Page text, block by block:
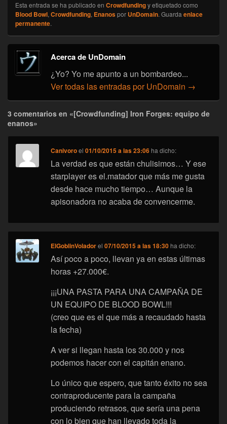
Esta entrada se ha publicado en Crowdfundingy etiquetado como
Blood Bowl, Crowdfunding, Enanospor UnDomain. Guarda enlace
permanente.
Acerca de UnDomain
¿Yo? Yo me apunto a un bombardeo...
Ver todas las entradas por UnDomain →
3 comentarios en «[Crowdfunding] Iron Forges: equipo de
enanos»
Canivoroel01/10/2015 a las 23:06 ha dicho:
La verdad es que están chulisimos… Y ese
starplayer es el.matador que más me gusta
desde hace mucho tiempo… Aunque la
apisonadora no acaba de convencerme.
ElGoblinVoladorel07/10/2015 a las 18:30 ha dicho:
Así poco a poco, llevan ya en estas últimas
horas +27.000€.
¡¡¡UNA PASTA PARA UNA CAMPAÑA DE
UN EQUIPO DE BLOOD BOWL!!!
(creo que es el que más a recaudado hasta
la fecha)
A ver si llegan hasta los 30.000 y nos
podemos hacer con el capitán enano.
Lo único que espero, que tanto éxito no sea
contraproducente para la campaña
produciendo retrasos, que sería una pena
con lo bien que han llevado toda la